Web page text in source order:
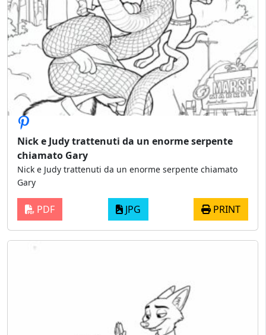
Nick e Judy trattenuti da un enorme serpente
chiamato Gary
Nick e Judy trattenuti da un enorme serpente chiamato
Gary
PDF JPG PRINT